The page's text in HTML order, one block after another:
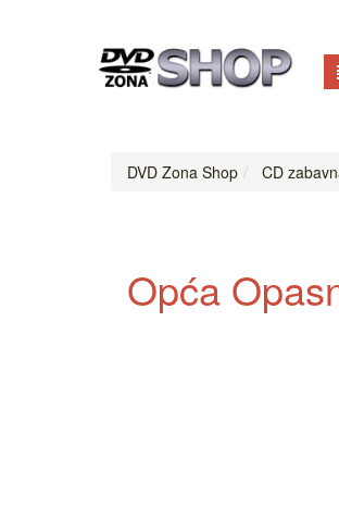
DVD Zona Shop CD
Opća